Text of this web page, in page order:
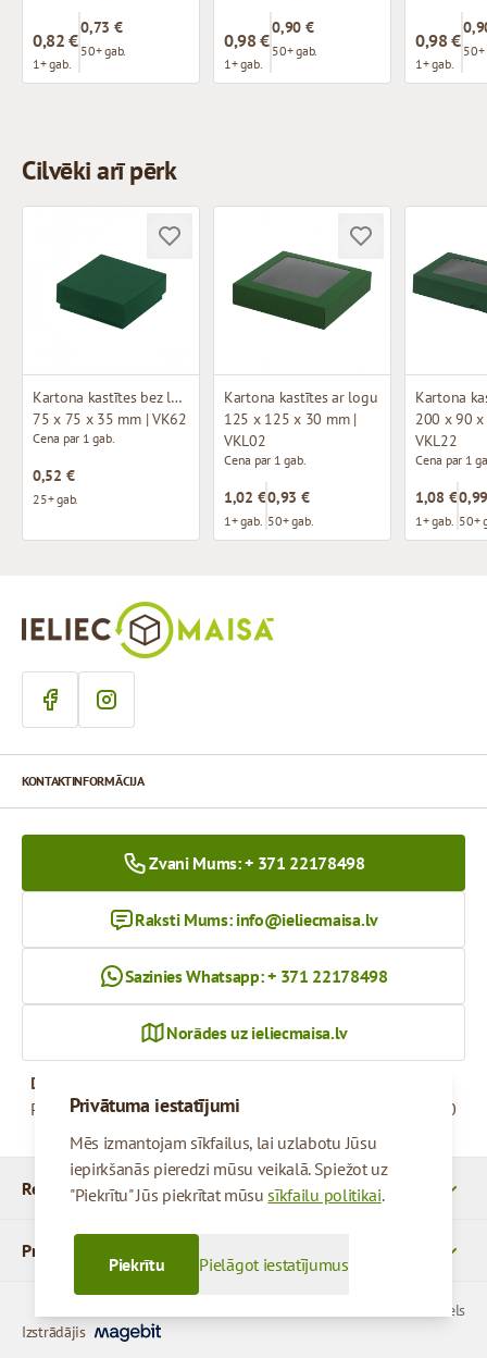
0,82 €
1+ gab.
0,73 €
50+ gab. 0,98 €
1+ gab.
0,90 €
50+ gab. 0,98 €
1+ gab.
50+
Cilvēki arī pērk
Kartona kastītes bez loga
75 x 75 x 35 mm | VK62
Cena par 1 gab.
0,52 €
25+ gab.
Kartona kastītes ar logu
125 x 125 x 30 mm |
VKL02
Cena par 1 gab.
1,02 €
1+ gab.
0,93 €
50+ gab.
Kartona
200 x 90
VKL22
Cena par 1
1,08 €
1+ gab. 50+
Privātuma iestatījumi
Mēs izmantojam sīkfailus, lai uzlabotu Jūsu
iepirkšanās pieredzi mūsu veikalā. Spiežot uz
"Piekrītu" Jūs piekrītat mūsusīkfailu politikai.
Pielāgot iestatījumus
Piekrītu
Rekvizīti
Produkti
KONTAKTINFORMĀCIJA
Zvani Mums: + 371 22178498
Raksti Mums: info@ieliecmaisa.lv
Sazinies Whatsapp: + 371 22178498
Norādes uz ieliecmaisa.lv
Darba Laiks
Pirmdiena - Piektdiena
09:00 - 17:00
© 2026 SIA Parcels
Izstrādājis